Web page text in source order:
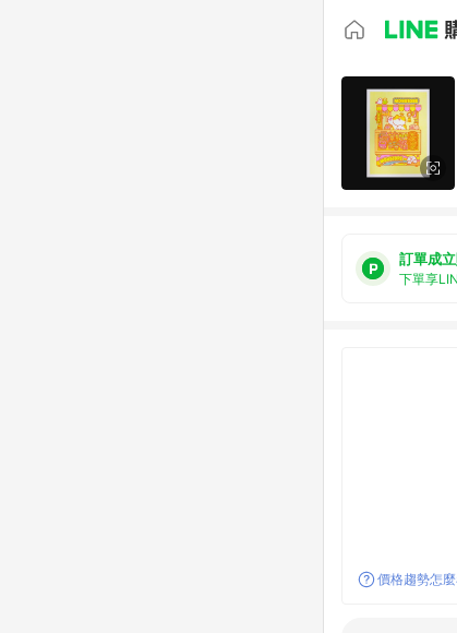
訂單成
下單享
價格趨勢怎麼